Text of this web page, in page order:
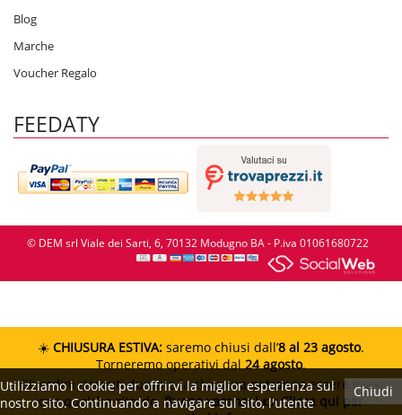
Blog
Marche
Voucher Regalo
FEEDATY
© DEM srl Viale dei Sarti, 6, 70132 Modugno BA - P.iva 01061680722
Chiudi
Utilizziamo i cookie per offrirvi la miglior esperienza sul
nostro sito. Continuando a navigare sul sito, l'utente
☀️ CHIUSURA ESTIVA: saremo chiusi dall’8 al 23 agosto.
Torneremo operativi dal24 agosto.
Gli ordini ricevuti durante la chiusura potranno essere evasi
con qualche ritardo. Buone vacanze!👉 Clicca qui per